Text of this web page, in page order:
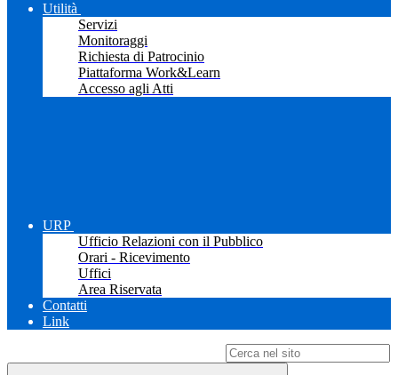
Utilità
Servizi
Monitoraggi
Richiesta di Patrocinio
Piattaforma Work&Learn
Accesso agli Atti
URP
Ufficio Relazioni con il Pubblico
Orari - Ricevimento
Uffici
Area Riservata
Contatti
Link